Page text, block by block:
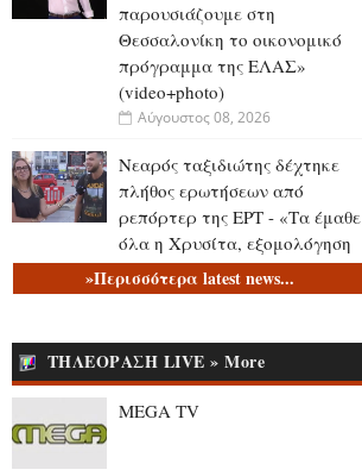
παρουσιάζουμε στη
Θεσσαλονίκη το οικονομικό
πρόγραμμα της ΕΛΑΣ»
(video+photo)
Αύγουστος 08, 2026
Νεαρός ταξιδιώτης δέχτηκε
πλήθος ερωτήσεων από
ρεπόρτερ της ΕΡΤ - «Τα έμαθε
όλα η Χρυσίτα, εξομολόγηση
κανονική» (video)
Αύγουστος 08, 2026
Στέφανος Κασσελάκης: «Η
δημιουργία οικογένειας είναι
όνειρα που έχω»
»Περισσότερα latest news...
ΤΗΛΕΟΡΑΣΗ LIVE » More
MEGA TV